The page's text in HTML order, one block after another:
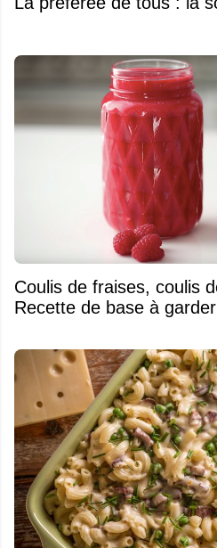
Coulis de fraises, coulis
Recette de base à